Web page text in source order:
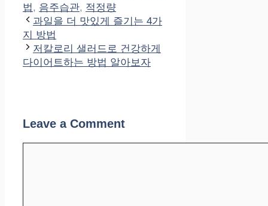
법, 음주습관, 적정량
과일을 더 맛있게 즐기는 4가
지 방법
저칼로리 샐러드로 건강하게
다이어트하는 방법 알아보자
Leave a Comment